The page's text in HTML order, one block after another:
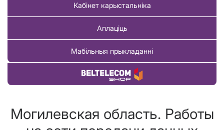
Кабінет карыстальніка
Аплаціць
Мабільныя прыкладанні
Купіць тавар
Могилевская область. Работы